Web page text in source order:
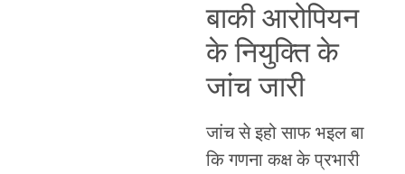
बाकी आरोपियन
के नियुक्ति के
जांच जारी
जांच से इहो साफ भइल बा
कि गणना कक्ष के प्रभारी